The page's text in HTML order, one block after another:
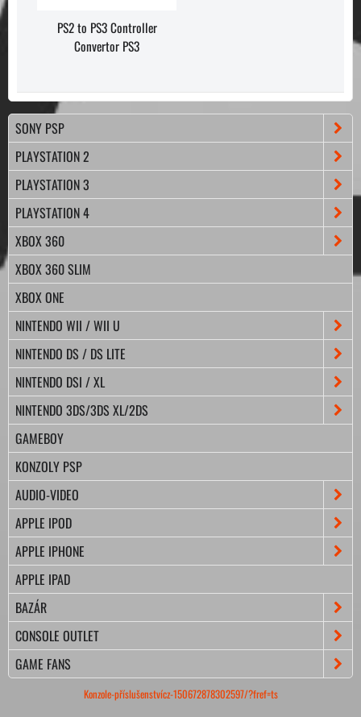
PS2 to PS3 Controller
Convertor PS3
SONY PSP
PLAYSTATION 2
PLAYSTATION 3
PLAYSTATION 4
XBOX 360
XBOX 360 SLIM
XBOX ONE
NINTENDO WII / WII U
NINTENDO DS / DS LITE
NINTENDO DSI / XL
NINTENDO 3DS/3DS XL/2DS
GAMEBOY
KONZOLY PSP
AUDIO-VIDEO
APPLE IPOD
APPLE IPHONE
APPLE IPAD
BAZÁR
CONSOLE OUTLET
GAME FANS
Konzole-příslušenstvícz-150672878302597/?fref=ts